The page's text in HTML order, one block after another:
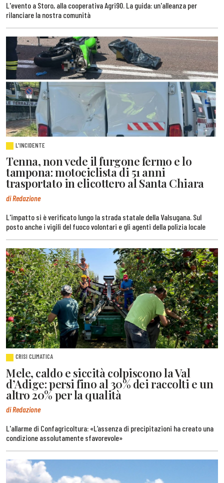
L'evento a Storo, alla cooperativa Agri90. La guida: un'alleanza per
rilanciare la nostra comunità
L'INCIDENTE
Tenna, non vede il furgone fermo e lo
tampona: motociclista di 51 anni
trasportato in elicottero al Santa Chiara
di Redazione
L'impatto si è verificato lungo la strada statale della Valsugana. Sul
posto anche i vigili del fuoco volontari e gli agenti della polizia locale
CRISI CLIMATICA
Mele, caldo e siccità colpiscono la Val
d’Adige: persi fino al 30% dei raccolti e un
altro 20% per la qualità
di Redazione
L'allarme di Confagricoltura: «L’assenza di precipitazioni ha creato una
condizione assolutamente sfavorevole»